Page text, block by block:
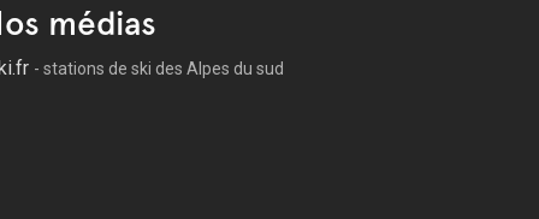
médias
- stations de ski des Alpes du sud